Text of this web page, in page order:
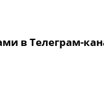
в Телеграм-